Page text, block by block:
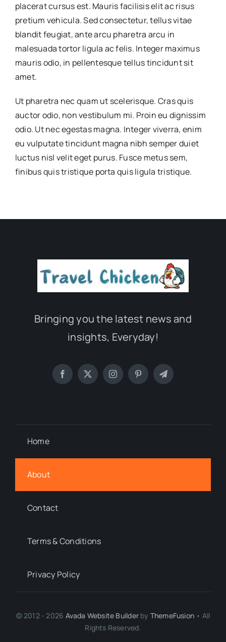
placerat cursus est. Mauris facilisis elit ac risus
pretium vehicula. Sed consectetur, tellus vitae
blandit feugiat, ante arcu pharetra arcu in
malesuada tortor ligula ac felis. Integer maximus
mauris odio, in pellentesque tellus tincidunt sit
amet.
Ut pharetra nec quam ut scelerisque. Cras quis
auctor odio, non vestibulum mi. Proin eu dignissim
odio. Ut nec egestas magna. Integer viverra, enim
eu vulputate tincidunt magna nibh semper duiet
luctus nisl velit eget purus. Fusce metus sem,
finibus quis tristique porta quis ligula tristique.
Bringing you the latest news and
insights, Everyday!
Home
About
Contact
Terms & Conditions
Privacy Policy
© 2012 - 2026 Avada Website Builderby ThemeFusion • All
Rights Reserved.